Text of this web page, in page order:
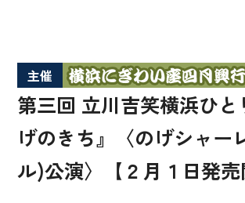
主催
第三回 立川吉笑横浜ひと
げのきち』〈のげシャー
ル)公演〉【２月１日発売